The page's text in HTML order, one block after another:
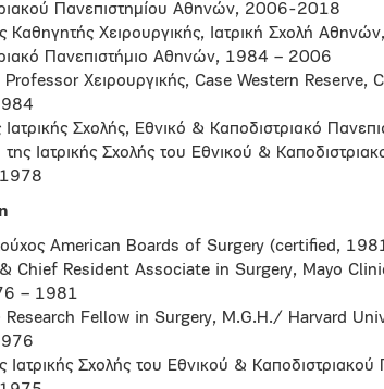
Πανεπιστημίου Αθηνών, 2006-2018
Καθηγητής Χειρουργικής, Ιατρική Σχολή
Πανεπιστήμιο Αθηνών, 1984 – 2006
Χειρουργικής, Case Western Reserve,
Ιατρικής Σχολής, Εθνικό & Καποδιστριακό
Ιατρικής Σχολής του Εθνικού &
American Boards of Surgery (certified,
Chief Resident Associate in Surgery, Mayo
– 1981
Research Fellow in Surgery, M.G.H./ Harvard
Ιατρικής Σχολής του Εθνικού &